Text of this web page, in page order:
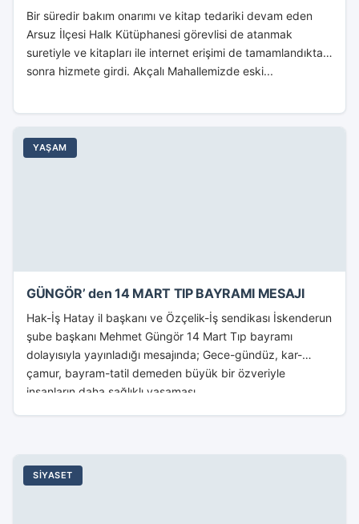
Bir süredir bakım onarımı ve kitap tedariki devam eden
Arsuz İlçesi Halk Kütüphanesi görevlisi de atanmak
suretiyle ve kitapları ile internet erişimi de tamamlandıktan
sonra hizmete girdi. Akçalı Mahallemizde eski...
YAŞAM
GÜNGÖR’ den 14 MART TIP BAYRAMI MESAJI
Hak-İş Hatay il başkanı ve Özçelik-İş sendikası İskenderun
şube başkanı Mehmet Güngör 14 Mart Tıp bayramı
dolayısıyla yayınladığı mesajında; Gece-gündüz, kar-
çamur, bayram-tatil demeden büyük bir özveriyle
insanların daha sağlıklı yaşaması...
SIYASET